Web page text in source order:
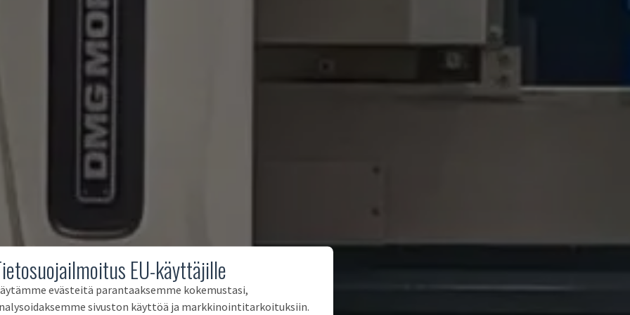
EU-käyttäjille
evästeitä parantaaksemme kokemustasi,
sivuston käyttöä ja markkinointitarkoituksiin.